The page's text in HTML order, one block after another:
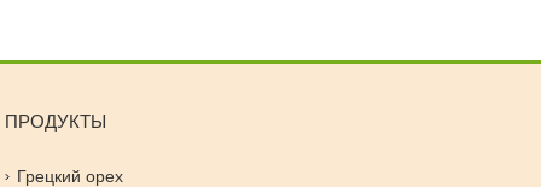
ПРОДУКТЫ
Грецкий орех